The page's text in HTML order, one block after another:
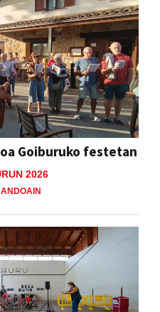
Goiburuko festetan